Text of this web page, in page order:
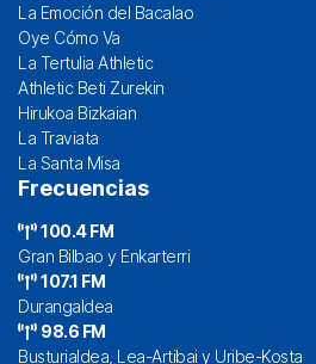
La Emoción del Bacalao
Oye Cómo Va
La Tertulia Athletic
Athletic Beti Zurekin
Hirukoa Bizkaian
La Traviata
La Santa Misa
Frecuencias
100.4 FM
Gran Bilbao y Enkarterri
107.1 FM
Durangaldea
98.6 FM
Busturialdea, Lea-Artibai y Uribe-Kosta